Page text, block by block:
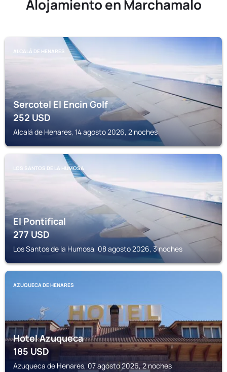
Alojamiento en Marchamalo
ALCALÁ DE HENARES
Sercotel El Encin Golf
252USD
Alcalá de Henares, 14 agosto 2026, 2 noches
LOS SANTOS DE LA HUMOSA
El Pontifical
277USD
Los Santos de la Humosa, 08 agosto 2026, 3 noches
AZUQUECA DE HENARES
Hotel Azuqueca
185 USD
Azuqueca de Henares, 07 agosto 2026, 2 noches